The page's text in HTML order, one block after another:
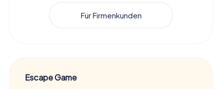
Für Firmenkunden
Escape Game